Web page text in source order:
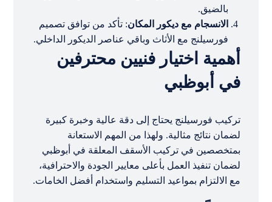
بالضيق.
الانسجام مع ديكور المكان: تأكد من توافق تصميم
فورسيلنج مع الأثاث وباقي عناصر الديكور الداخلي.
أهمية اختيار فنيين محترفين
في أبوظبي
تركيب فورسيلنج يحتاج إلى دقة عالية وخبرة كبيرة
لضمان نتائج مثالية. ولهذا من المهم الاستعانة
بمتخصصين في تركيب الأسقف المعلقة في أبوظبي
لضمان تنفيذ العمل بأعلى معايير الجودة والاحترافية،
مع الالتزام بمواعيد التسليم واستخدام أفضل الخامات.